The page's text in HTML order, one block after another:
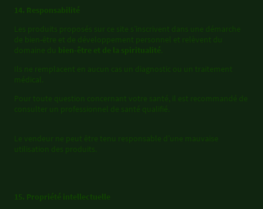
14. Responsabilité
Les produits proposés sur ce site s’inscrivent dans une démarche
de bien-être et de développement personnel et relèvent du
domaine du bien-être et de la spiritualité
Ils ne remplacent en aucun cas un diagnostic ou un traitement
médical.
Pour toute question concernant votre santé, il est recommandé de
consulter un professionnel de santé qualifié.
Le vendeur ne peut être tenu responsable d’une mauvaise
utilisation des produits.
15. Propriété intellectuelle